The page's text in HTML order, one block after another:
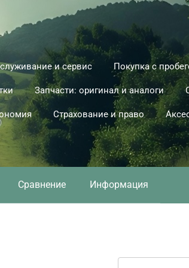
и сервис Покупка с
Запчасти: оригинал и аналоги
Страхование и право
Сравнение Информация